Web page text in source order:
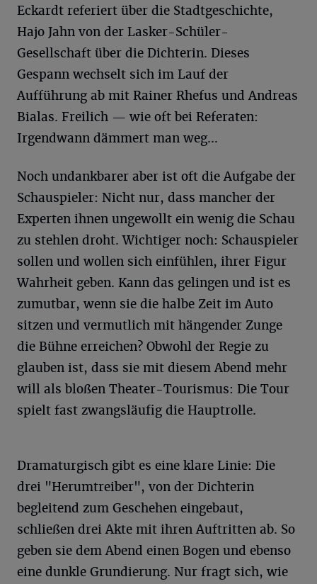
Eckardt referiert über die Stadtgeschichte,
Hajo Jahn von der Lasker-Schüler-
Gesellschaft über die Dichterin. Dieses
Gespann wechselt sich im Lauf der
Aufführung ab mit Rainer Rhefus und Andreas
Bialas. Freilich — wie oft bei Referaten:
Irgendwann dämmert man weg...
Noch undankbarer aber ist oft die Aufgabe der
Schauspieler: Nicht nur, dass mancher der
Experten ihnen ungewollt ein wenig die Schau
zu stehlen droht. Wichtiger noch: Schauspieler
sollen und wollen sich einfühlen, ihrer Figur
Wahrheit geben. Kann das gelingen und ist es
zumutbar, wenn sie die halbe Zeit im Auto
sitzen und vermutlich mit hängender Zunge
die Bühne erreichen? Obwohl der Regie zu
glauben ist, dass sie mit diesem Abend mehr
will als bloßen Theater-Tourismus: Die Tour
spielt fast zwangsläufig die Hauptrolle.
Dramaturgisch gibt es eine klare Linie: Die
drei "Herumtreiber", von der Dichterin
begleitend zum Geschehen eingebaut,
schließen drei Akte mit ihren Auftritten ab. So
geben sie dem Abend einen Bogen und ebenso
eine dunkle Grundierung. Nur fragt sich, wie